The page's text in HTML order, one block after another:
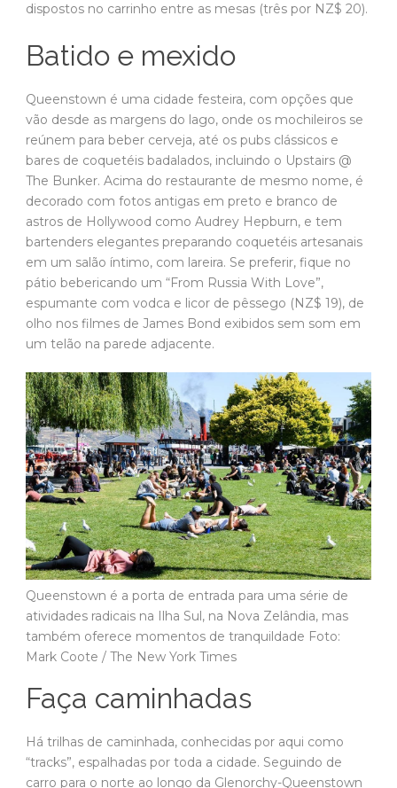
dispostos no carrinho entre as mesas (três por NZ$ 20).
Batido e mexido
Queenstown é uma cidade festeira, com opções que
vão desde as margens do lago, onde os mochileiros se
reúnem para beber cerveja, até os pubs clássicos e
bares de coquetéis badalados, incluindo o Upstairs @
The Bunker. Acima do restaurante de mesmo nome, é
decorado com fotos antigas em preto e branco de
astros de Hollywood como Audrey Hepburn, e tem
bartenders elegantes preparando coquetéis artesanais
em um salão íntimo, com lareira. Se preferir, fique no
pátio bebericando um “From Russia With Love”,
espumante com vodca e licor de pêssego (NZ$ 19), de
olho nos filmes de James Bond exibidos sem som em
um telão na parede adjacente.
Queenstown é a porta de entrada para uma série de
atividades radicais na Ilha Sul, na Nova Zelândia, mas
também oferece momentos de tranquildade Foto:
Mark Coote / The New York Times
Faça caminhadas
Há trilhas de caminhada, conhecidas por aqui como
“tracks”, espalhadas por toda a cidade. Seguindo de
carro para o norte ao longo da Glenorchy-Queenstown